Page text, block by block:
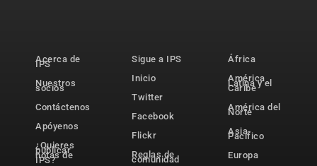
Acerca de
IPS
Nuestros
socios
Contáctenos
Apóyenos
¿Quieres
publicar
notas de
IPS?
Sigue a IPS
Inicio
Twitter
Facebook
Flickr
Reglas de
comunidad
África
América
Latina y el
Caribe
América del
Norte
Asia-
Pacífico
Europa